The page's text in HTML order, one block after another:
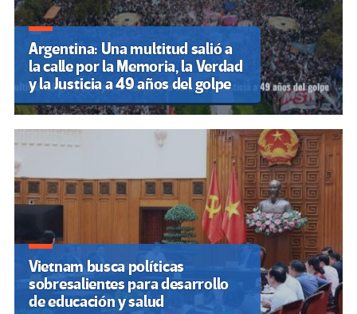
Argentina: Una multitud salió a
la calle por la Memoria, la Verdad
y la Justicia a 49 años del golpe
Vietnam busca políticas
sobresalientes para desarrollo
de educación y salud